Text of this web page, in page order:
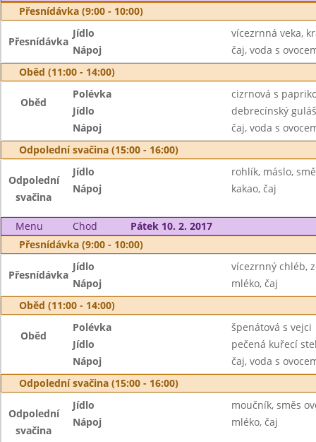
Přesnídávka (9:00 - 10:00)
Přesnídávka
Jídlo
vícezrnná veka,
Nápoj
čaj, voda s
Oběd (11:00 - 14:00)
Oběd
Polévka
cizrnová s
Jídlo
debrecínský
Nápoj
čaj, voda s
Odpolední svačina (15:00 - 16:00)
Odpolední
svačina
Jídlo
rohlík, máslo,
Nápoj
kakao, čaj
Menu Chod
Pátek 10. 2. 2017
Přesnídávka (9:00 - 10:00)
Přesnídávka
Jídlo
vícezrnný chléb,
Nápoj
mléko, čaj
Oběd (11:00 - 14:00)
Oběd
Polévka
špenátová s vejci
Jídlo
pečená kuřecí
Nápoj
čaj, voda s
Odpolední svačina (15:00 - 16:00)
Odpolední
svačina
Jídlo
moučník, směs
Nápoj
mléko, čaj